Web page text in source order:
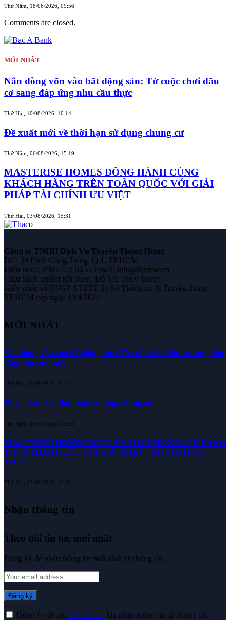
Thứ Năm, 18/06/2026, 09:56
Comments are closed.
MỚI NHẤT
Nắn dòng vốn vào bất động sản: Từ cuộc chơi đầu
cơ sang đáp ứng nhu cầu thực
Thứ Hai, 10/08/2026, 10:14
Đề xuất mới về thời hạn sử dụng chung cư
Thứ Năm, 06/08/2026, 15:19
MASTERISE HOMES ĐỒNG HÀNH CÙNG
KHÁCH HÀNG TRÊN TOÀN QUỐC VỚI GIẢI
PHÁP TÀI CHÍNH ƯU VIỆT
Thứ Hai, 03/08/2026, 15:31
Công ty TNHH Dịch Vụ Truyền Thông Hưng
ĐC: 39 Đinh Công Tráng, Q.1, TP.HCM
Điện thoại: 0985 553 665 - Email: info@bizreal.vn
Chịu trách nhiệm nội dung: Đỗ Thị Thùy Trang
Giấy phép số 07/GP-STTTT do Sở Thông tin & Truyền thông
TP.HCM cấp ngày 10/4/2024
MỚI NHẤT
Nắn dòng vốn vào bất động sản: Từ cuộc chơi đầu cơ sang đáp
ứng nhu cầu thực
Thứ Hai, 10/08/2026, 10:14
Đề xuất mới về thời hạn sử dụng chung cư
Thứ Năm, 06/08/2026, 15:19
MASTERISE HOMES ĐỒNG HÀNH CÙNG KHÁCH HÀNG
TRÊN TOÀN QUỐC VỚI GIẢI PHÁP TÀI CHÍNH ƯU
VIỆT
Thứ Hai, 03/08/2026, 15:31
Nhận thông tin
Theo dõi tin tức mới nhất
Đăng ký để nhận thông tin mới nhất từ chúng tôi.
Đồng ý với các điều khoản khi nhận thông tin từ chúng tôi.